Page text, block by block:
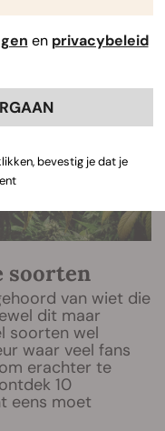
soorten
van wiet die
dit maar
soorten wel
waar veel fans
erachter te
10
eens moet
en privacybeleid
bevestig je dat je